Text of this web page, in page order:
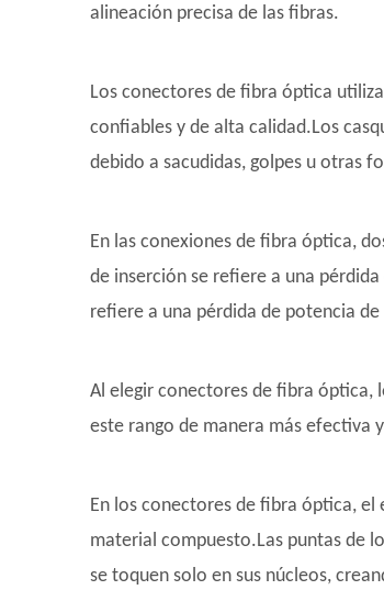
alineación precisa de las fibras.
Los conectores de fibra óptica
confiables y de alta calidad.Los
debido a sacudidas, golpes u otras
En las conexiones de fibra óptica,
de inserción se refiere a una
refiere a una pérdida de potencia
Al elegir conectores de fibra óptica,
este rango de manera más efectiva
En los conectores de fibra óptica,
material compuesto.Las puntas de
se toquen solo en sus núcleos,